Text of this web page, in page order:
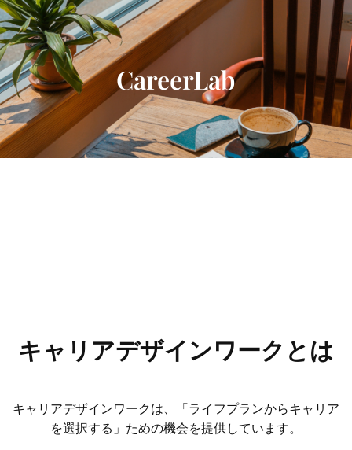
内
容
を
ス
キ
ッ
プ
CareerLab
キャリアデザインワークとは
キャリアデザインワークは、「ライフプランからキャリア
を選択する」ための機会を提供しています。